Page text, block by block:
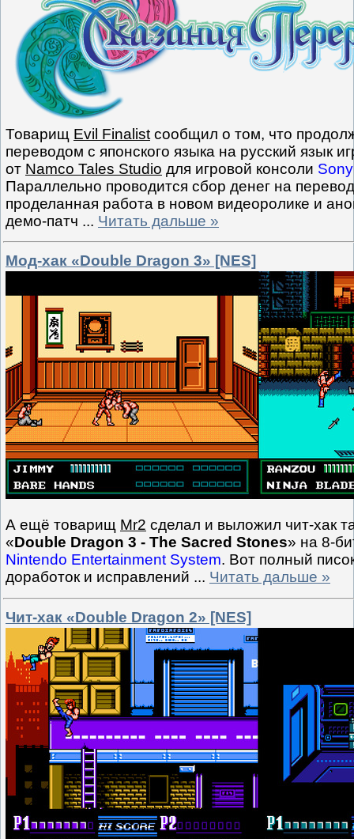
Товарищ Evil Finalist сообщил о том, что
переводом с японского языка на русский язык
от Namco Tales Studio для игровой консоли
Параллельно проводится сбор денег на
проделанная работа в новом видеоролике и
демо-патч ... Читать дальше »
Мод-хак «Double Dragon 3» [NES]
А ещё товарищ Mr2 сделал и выложил чит-хак
«Double Dragon 3 - The Sacred Stones» на 8-
Nintendo Entertainment System. Вот полный
доработок и исправлений ... Читать дальше »
Чит-хак «Double Dragon 2» [NES]